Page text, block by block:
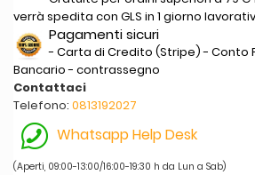
verrà spedita con GLS in 1 giorno
Pagamenti sicuri
- Carta di Credito (Stripe) - Conto
Bancario - contrassegno
Contattaci
Telefono: 0813192027
Whatsapp Help Desk
(Aperti, 09:00-13:00/16:00-19:30 h da Lun a Sab)